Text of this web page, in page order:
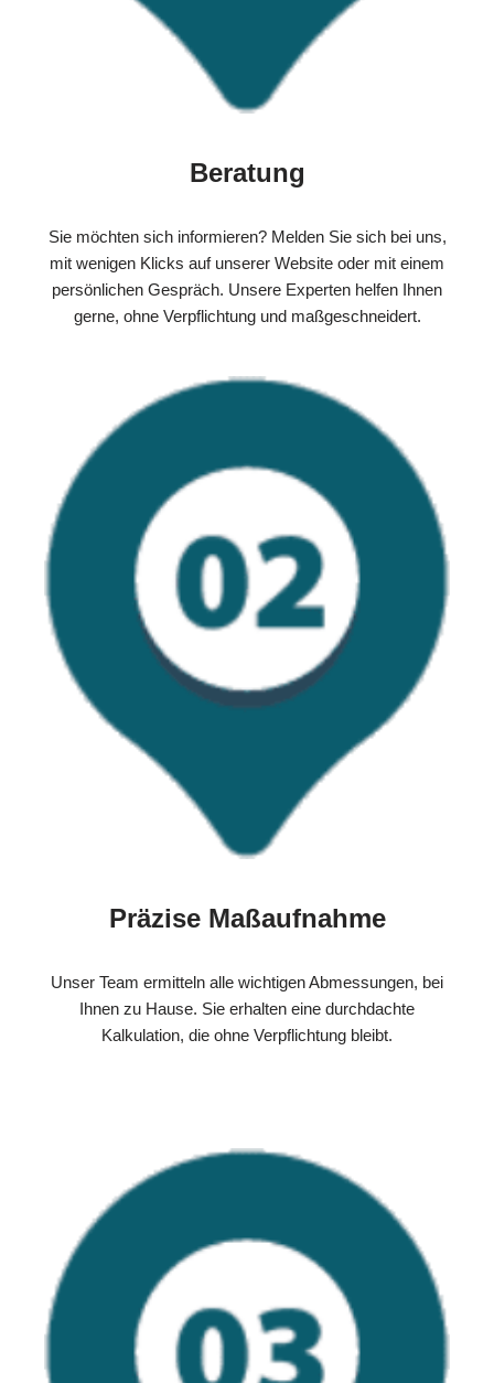
Beratung
Sie möchten sich informieren? Melden Sie sich bei uns,
mit wenigen Klicks auf unserer Website oder mit einem
persönlichen Gespräch. Unsere Experten helfen Ihnen
gerne, ohne Verpflichtung und maßgeschneidert.
Präzise Maßaufnahme
Unser Team ermitteln alle wichtigen Abmessungen, bei
Ihnen zu Hause. Sie erhalten eine durchdachte
Kalkulation, die ohne Verpflichtung bleibt.